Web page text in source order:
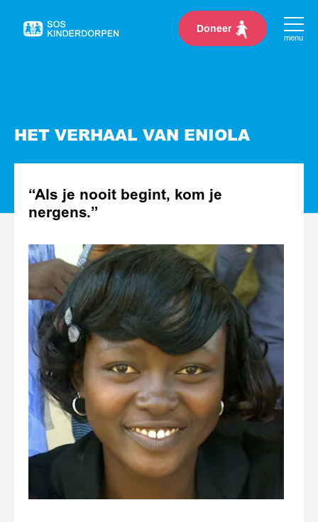
Naar
Doneer
menu
HET VERHAAL VAN ENIOLA
“Als je nooit begint, kom je
nergens.”